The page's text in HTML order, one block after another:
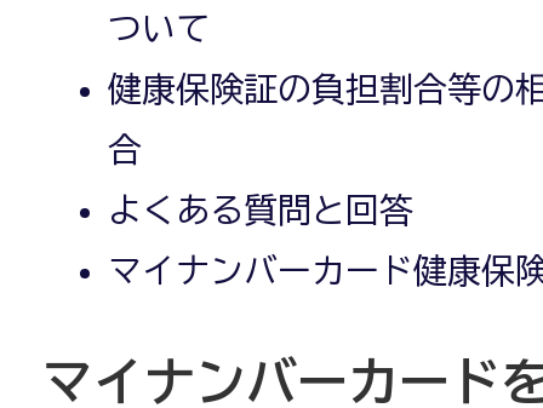
ついて
健康保険証の負担割合等の
合
よくある質問と回答
マイナンバーカード健康保
マイナンバーカード